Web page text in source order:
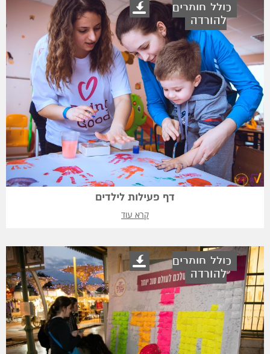
כולל חומרים
להורדה
דף פעילות לילדים
קרא עוד
כולל חומרים
להורדה